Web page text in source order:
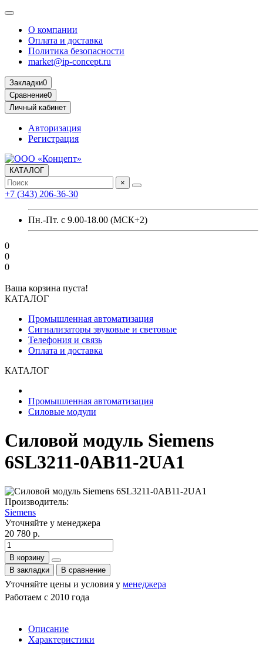
О компании
Оплата и доставка
Политика безопасности
market@ip-concept.ru
Закладки0
Сравнение0
Личный кабинет
Авторизация
Регистрация
КАТАЛОГ
×
+7 (343) 206-36-30
Пн.-Пт. с 9.00-18.00 (МСК+2)
0
0
0
Ваша корзина пуста!
КАТАЛОГ
Промышленная автоматизация
Сигнализаторы звуковые и световые
Телефония и связь
Оплата и доставка
КАТАЛОГ
Промышленная автоматизация
Силовые модули
Силовой модуль Siemens
6SL3211-0AB11-2UA1
Производитель:
Siemens
Уточняйте у менеджера
20 780 р.
В корзину
В закладки
В сравнение
Уточняйте цены и условия у менеджера
Работаем с 2010 года
Описание
Характеристики